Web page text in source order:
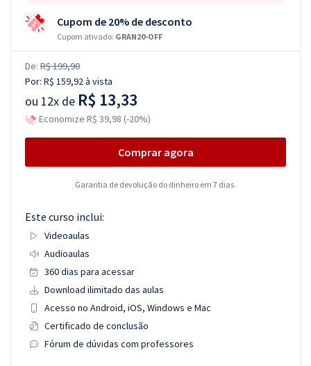
Cupom de 20% de desconto
Cupom ativado: GRAN20-OFF
De: R$ 199,90
Por: R$ 159,92à vista
ou 12x de R$ 13,33
Economize R$ 39,98 (-20%)
Comprar agora
Garantia de devolução do dinheiro em 7 dias.
Este curso inclui:
Videoaulas
Audioaulas
360 dias para acessar
Download ilimitado das aulas
Acesso no Android, iOS, Windows e Mac
Certificado de conclusão
Fórum de dúvidas com professores